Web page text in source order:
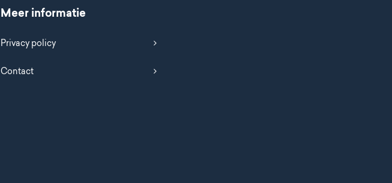
Meer informatie
Privacy policy
Contact